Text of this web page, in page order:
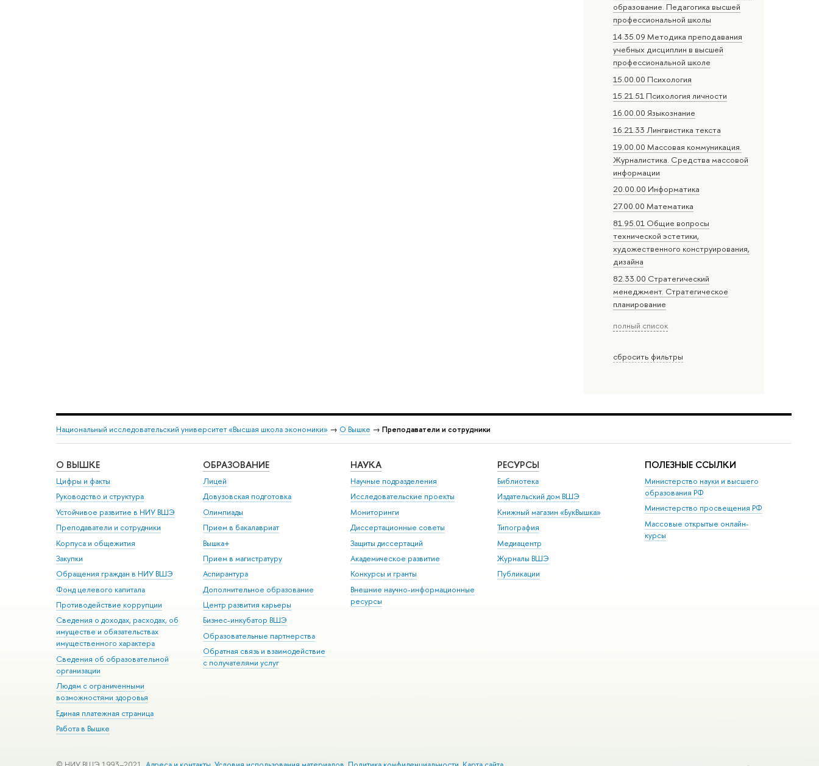
образование. Педагогика высшей
профессиональной школы
14.35.09 Методика преподавания
учебных дисциплин в высшей
профессиональной школе
15.00.00 Психология
15.21.51 Психология личности
16.00.00 Языкознание
16.21.33 Лингвистика текста
19.00.00 Массовая коммуникация.
Журналистика. Средства массовой
информации
20.00.00 Информатика
27.00.00 Математика
81.95.01 Общие вопросы
технической эстетики,
художественного конструирования,
дизайна
82.33.00 Стратегический
менеджмент. Стратегическое
планирование
полный список
сбросить фильтры
Национальный исследовательский университет «Высшая школа экономики» → О Вышке → Преподаватели и сотрудники
О ВЫШКЕ
Цифры и факты
Руководство и структура
Устойчивое развитие в НИУ ВШЭ
Преподаватели и сотрудники
Корпуса и общежития
Закупки
Обращения граждан в НИУ ВШЭ
Фонд целевого капитала
Противодействие коррупции
Сведения о доходах, расходах, об
имуществе и обязательствах
имущественного характера
Сведения об образовательной
организации
Людям с ограниченными
возможностями здоровья
Единая платежная страница
Работа в Вышке
ОБРАЗОВАНИЕ
Лицей
Довузовская подготовка
Олимпиады
Прием в бакалавриат
Вышка+
Прием в магистратуру
Аспирантура
Дополнительное образование
Центр развития карьеры
Бизнес-инкубатор ВШЭ
Образовательные партнерства
Обратная связь и взаимодействие
с получателями услуг
НАУКА
Научные подразделения
Исследовательские проекты
Мониторинги
Диссертационные советы
Защиты диссертаций
Академическое развитие
Конкурсы и гранты
Внешние научно-информационные
ресурсы
РЕСУРСЫ
Библиотека
Издательский дом ВШЭ
Книжный магазин «БукВышка»
Типография
Медиацентр
Журналы ВШЭ
Публикации
ПОЛЕЗНЫЕ ССЫЛКИ
Министерство науки и высшего
образования РФ
Министерство просвещения РФ
Массовые открытые онлайн-
курсы